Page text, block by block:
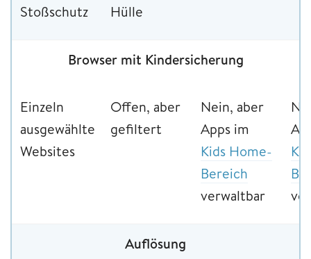
Stoßschutz
Hülle
Browser mit Kindersicherung
Einzeln
ausgewählte
Websites
Offen, aber
gefiltert
Nein, aber
Apps im
Kids Home-
Bereich
verwaltbar
Auflösung